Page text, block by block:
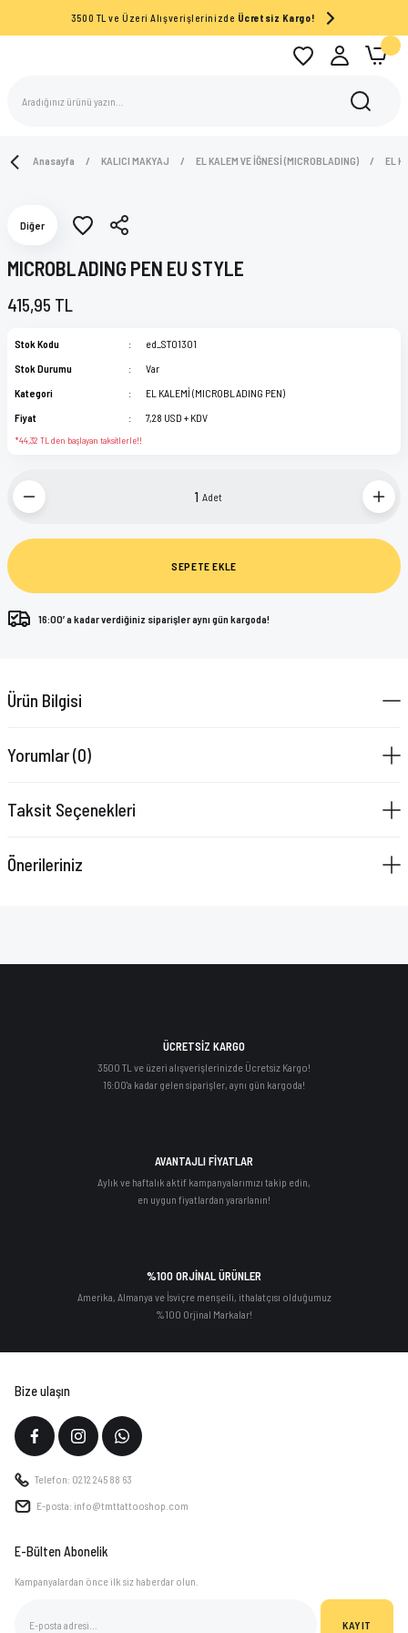
3500 TL ve Üzeri Alışverişlerinizde Ücretsiz Kargo!
Anasayfa KALICI MAKYAJ EL KALEM VE İĞNESİ (MICROBLADING) EL
Diğer
MICROBLADING PEN EU STYLE
415,95 TL
Stok Kodu
ed_ST01301
Stok Durumu
Var
Kategori
EL KALEMİ (MICROBLADING PEN)
Fiyat
7,28 USD + KDV
*44,32 TL den başlayan taksitlerle!!
Adet
SEPETE EKLE
16:00’ a kadar verdiğiniz siparişler aynı gün kargoda!
Ürün Bilgisi
Yorumlar (0)
Taksit Seçenekleri
Önerileriniz
ÜCRETSİZ KARGO
3500 TL ve üzeri alışverişlerinizde Ücretsiz Kargo!
16:00'a kadar gelen siparişler, aynı gün kargoda!
AVANTAJLI FİYATLAR
Aylık ve haftalık aktif kampanyalarımızı takip edin,
en uygun fiyatlardan yararlanın!
%100 ORJİNAL ÜRÜNLER
Amerika, Almanya ve İsviçre menşeili, ithalatçısı olduğumuz
%100 Orjinal Markalar!
Bize ulaşın
Telefon: 0212 245 88 63
E-posta: info@tmttattooshop.com
E-Bülten Abonelik
Kampanyalardan önce ilk siz haberdar olun.
KAYIT